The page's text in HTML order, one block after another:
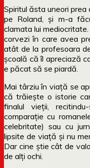
Spiritul ăsta uneori
pe Roland, și m-a
clamata lui
corvezi în care avea
atât de la profesoara
școală că îl apreciază
e păcat să se piardă.
Mai târziu în viață se
că trăiește o istorie
finalul vieții,
comparație cu
celebritate) sau cu
lipsite de viață și nu
Dar cine știe cât de
de alți ochi.